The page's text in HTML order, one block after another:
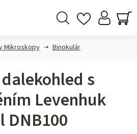
Mikroskopy Binokulár
s
Levenhuk